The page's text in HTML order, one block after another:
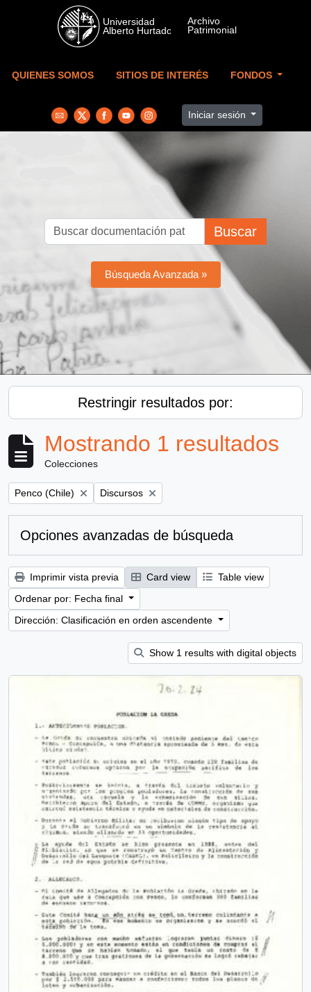
Skip to main content
QUIENES SOMOS SITIOS DE INTERÉS FONDOS
Iniciar sesión
Buscar
Búsqueda Avanzada »
Restringir resultados por:
Mostrando 1 resultados
Colecciones
Remove filter:
Penco (Chile) Remove filter:
Discursos
Opciones avanzadas de búsqueda
Imprimir vista previa Card view
Table view
Ordenar por: Fecha final
Dirección: Clasificación en orden ascendente
Show 1 results with digital objects